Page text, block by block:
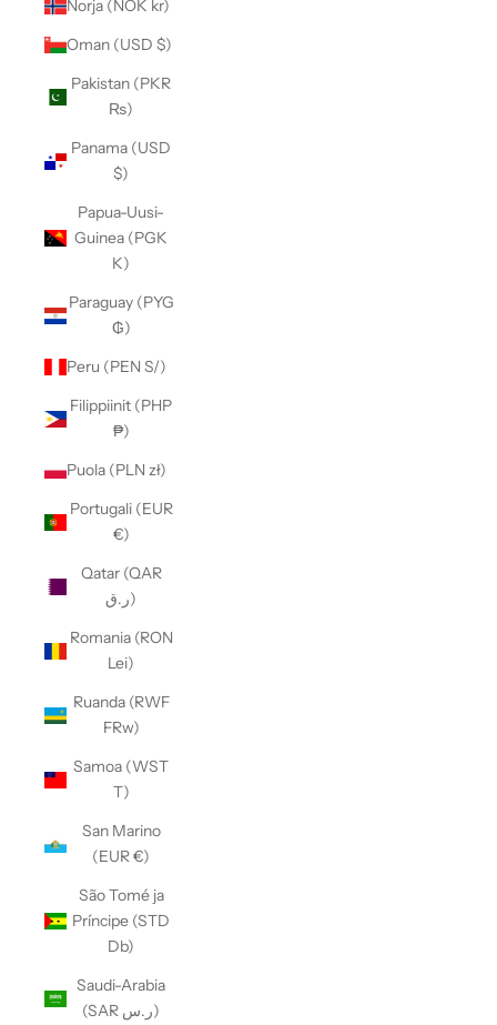
Norja (NOK kr)
Oman (USD $)
Pakistan (PKR
₨)
Panama (USD
$)
Papua-Uusi-
Guinea (PGK
K)
Paraguay (PYG
₲)
Peru (PEN S/)
Filippiinit (PHP
₱)
Puola (PLN zł)
Portugali (EUR
€)
Qatar (QAR
ر.ق)
Romania (RON
Lei)
Ruanda (RWF
FRw)
Samoa (WST
T)
San Marino
(EUR €)
São Tomé ja
Príncipe (STD
Db)
Saudi-Arabia
(SAR ر.س)